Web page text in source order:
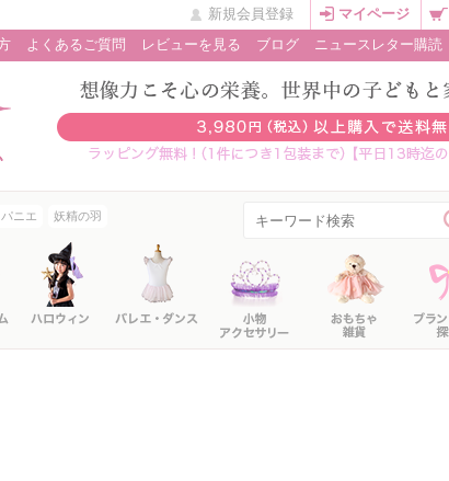
新規会員登録 マイページ
よくあるご質問 レビューを見る ブログ ニュースレター購読
パニエ 妖精の羽